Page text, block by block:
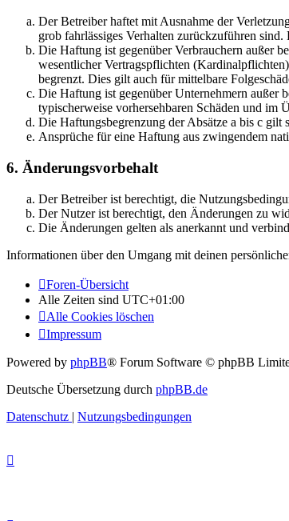
Der Betreiber haftet mit Ausnahme der
grob fahrlässiges Verhalten zurückzuführen
Die Haftung ist gegenüber Verbrauchern außer
wesentlicher Vertragspflichten
begrenzt. Dies gilt auch für mittelbare
Die Haftung ist gegenüber Unternehmern außer
typischerweise vorhersehbaren Schäden und im
Die Haftungsbegrenzung der Absätze a bis c gilt
Ansprüche für eine Haftung aus zwingendem
6. Änderungsvorbehalt
Der Betreiber ist berechtigt, die
Der Nutzer ist berechtigt, den Änderungen zu
Die Änderungen gelten als anerkannt und
Informationen über den Umgang mit deinen
Foren-Übersicht
Alle Zeiten sind UTC+01:00
Alle Cookies löschen
Impressum
Powered by phpBB® Forum Software © phpBB
Deutsche Übersetzung durch phpBB.de
Datenschutz | Nutzungsbedingungen